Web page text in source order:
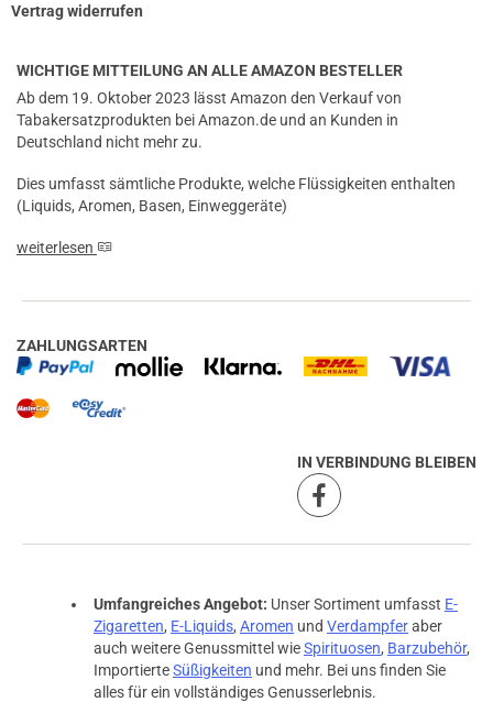
Vertrag widerrufen
WICHTIGE MITTEILUNG AN ALLE AMAZON BESTELLER
Ab dem 19. Oktober 2023 lässt Amazon den Verkauf von
Tabakersatzprodukten bei Amazon.de und an Kunden in
Deutschland nicht mehr zu.
Dies umfasst sämtliche Produkte, welche Flüssigkeiten enthalten
(Liquids, Aromen, Basen, Einweggeräte)
weiterlesen
ZAHLUNGSARTEN
IN VERBINDUNG BLEIBEN
Umfangreiches Angebot: Unser Sortiment umfasst E-
Zigaretten, E-Liquids, Aromen und Verdampferaber
auch weitere Genussmittel wieSpirituosen, Barzubehör,
ImportierteSüßigkeiten und mehr. Bei uns finden Sie
alles für ein vollständiges Genusserlebnis.